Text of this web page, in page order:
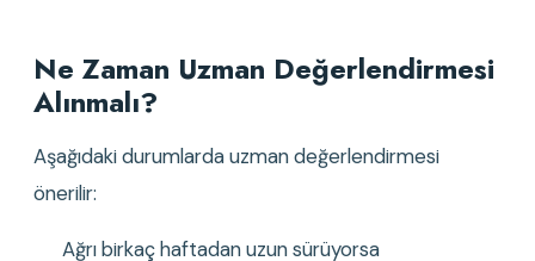
Ne Zaman Uzman Değerlendirmesi
Alınmalı?
Aşağıdaki durumlarda uzman değerlendirmesi
önerilir:
Ağrı birkaç haftadan uzun sürüyorsa